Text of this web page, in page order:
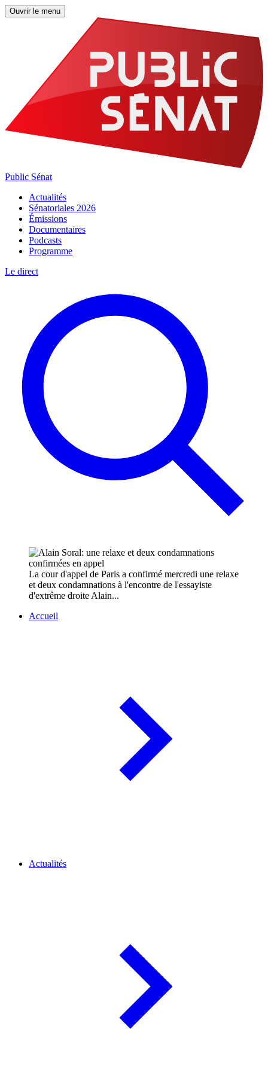
Ouvrir le menu
Public Sénat
Actualités
Sénatoriales 2026
Émissions
Documentaires
Podcasts
Programme
Le direct
La cour d'appel de Paris a confirmé mercredi une relaxe
et deux condamnations à l'encontre de l'essayiste
d'extrême droite Alain...
Accueil
Actualités